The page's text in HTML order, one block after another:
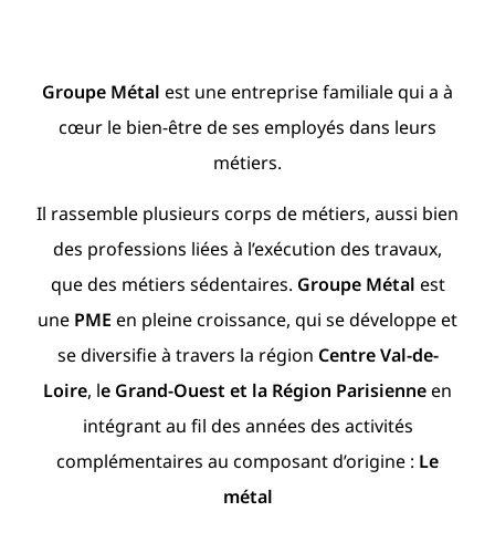
Groupe Métal est une entreprise familiale qui a à
cœur le bien-être de ses employés dans leurs
métiers.
Il rassemble plusieurs corps de métiers, aussi bien
des professions liées à l’exécution des travaux,
que des métiers sédentaires. Groupe Métal est
une PME en pleine croissance, qui se développe et
se diversifie à travers la région Centre Val-de-
Loire, le Grand-Ouest et la Région Parisienneen
intégrant au fil des années des activités
complémentaires au composant d’origine : Le
métal